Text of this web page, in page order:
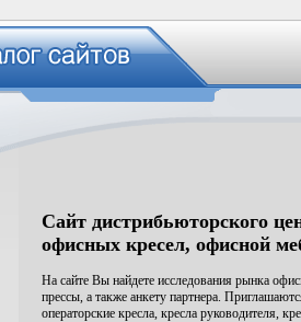
Сайт дистрибьюторского
офисных кресел, офисной
На сайте Вы найдете исследования рынка
прессы, а также анкету партнера.
операторские кресла, кресла руководителя,